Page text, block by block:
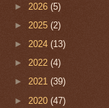
► 2026 (5)
► 2025 (2)
► 2024 (13)
► 2022 (4)
► 2021 (39)
► 2020 (47)